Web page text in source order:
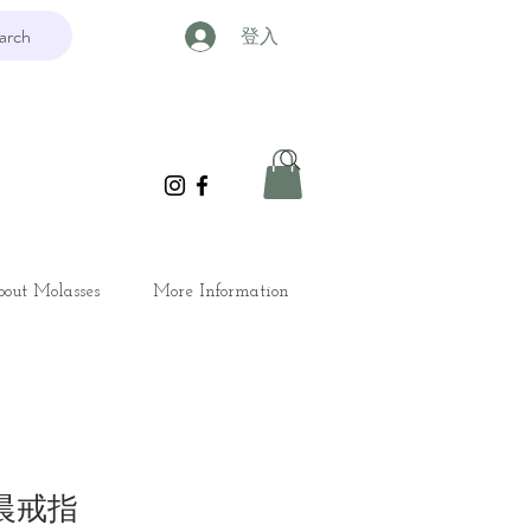
登入
Molasses More Information
戒指